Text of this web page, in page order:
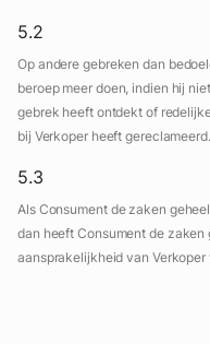
5.2
Op andere gebreken dan
beroep meer doen, indien hij
gebrek heeft ontdekt of
bij Verkoper heeft gereclameerd.
5.3
Als Consument de zaken
dan heeft Consument de
aansprakelijkheid van Verkoper